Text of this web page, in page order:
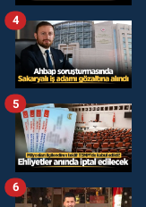
4
5
6